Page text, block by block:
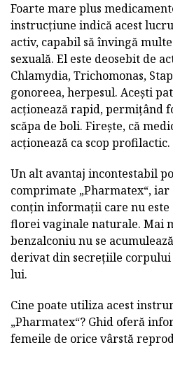
Foarte mare plus
instrucțiune indică acest
activ, capabil să învingă
sexuală. El este deosebit de
Chlamydia, Trichomonas,
gonoreea, herpesul. Acești
acționează rapid, permițând
scăpa de boli. Firește, că
acționează ca scop profilactic.
Un alt avantaj incontestabil
comprimate „Pharmatex“,
conțin informații care nu este
florei vaginale naturale. Mai
benzalconiu nu se
derivat din secrețiile
lui.
Cine poate utiliza acest
„Pharmatex“? Ghid oferă
femeile de orice vârstă